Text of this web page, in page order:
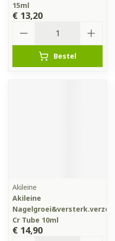
15ml
€ 13,20
Bestel
Akileine
Akileine
Nagelgroei&versterk.verzorg.
Cr Tube 10ml
€ 14,90